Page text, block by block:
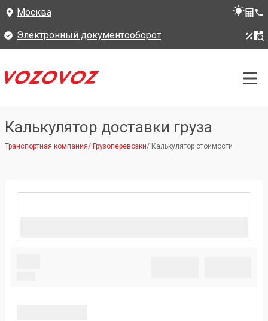
Москва
Электронный документооборот
Калькулятор доставки груза
Транспортная компания/ Грузоперевозки/ Калькулятор стоимости